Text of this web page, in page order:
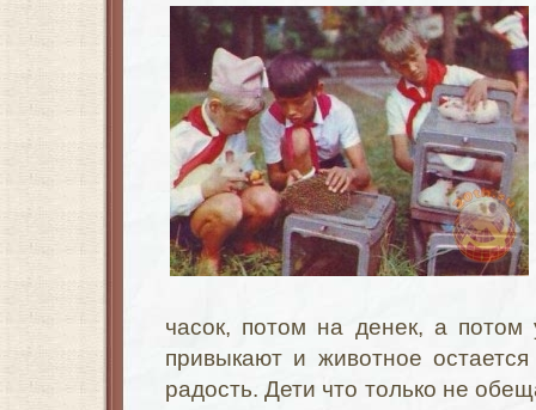
часок, потом на денек, а
привыкают и животное
радость. Дети что только не